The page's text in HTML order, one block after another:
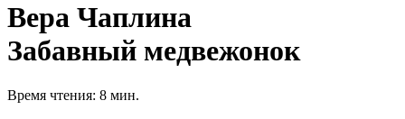
Вера Чаплина
Забавный медвежонок
Время чтения: 8 мин.